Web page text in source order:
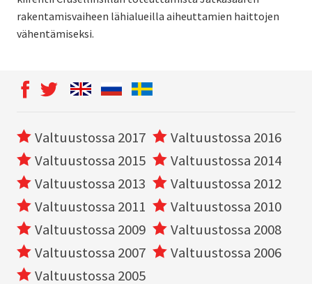
rakentamisvaiheen lähialueilla aiheuttamien haittojen
vähentämiseksi.
Valtuustossa 2017
Valtuustossa 2016
Valtuustossa 2015
Valtuustossa 2014
Valtuustossa 2013
Valtuustossa 2012
Valtuustossa 2011
Valtuustossa 2010
Valtuustossa 2009
Valtuustossa 2008
Valtuustossa 2007
Valtuustossa 2006
Valtuustossa 2005